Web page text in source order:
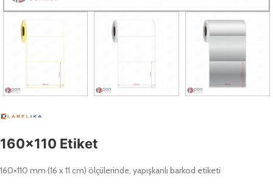
160×110 Etiket
160×110 mm (16 x 11 cm) ölçülerinde, yapışkanlı barkod etiketi